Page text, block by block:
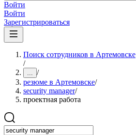
Войти
Войти
Зарегистрироваться
Поиск сотрудников в Артемовске
/
... /
резюме в Артемовске/
security manager/
проектная работа